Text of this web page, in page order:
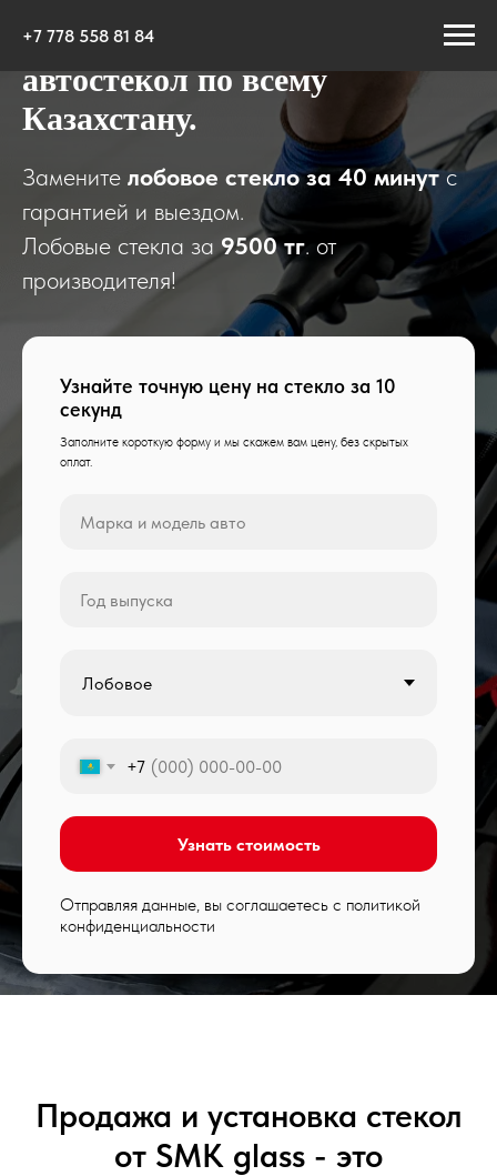
+7 778 558 81 84
Производство и продажа
автостекол по всему
Казахстану.
Замените лобовое стекло за 40 минутс
гарантией и выездом.
Лобовые стекла за 9500 тг. от
производителя!
Узнайте точную цену на стекло за 10
секунд
Заполните короткую форму и мы скажем вам цену, без скрытых
оплат.
+7
Узнать стоимость
Отправляя данные, вы соглашаетесь с политикой
конфиденциальности
Продажа и установка стекол
от SMK glass - это